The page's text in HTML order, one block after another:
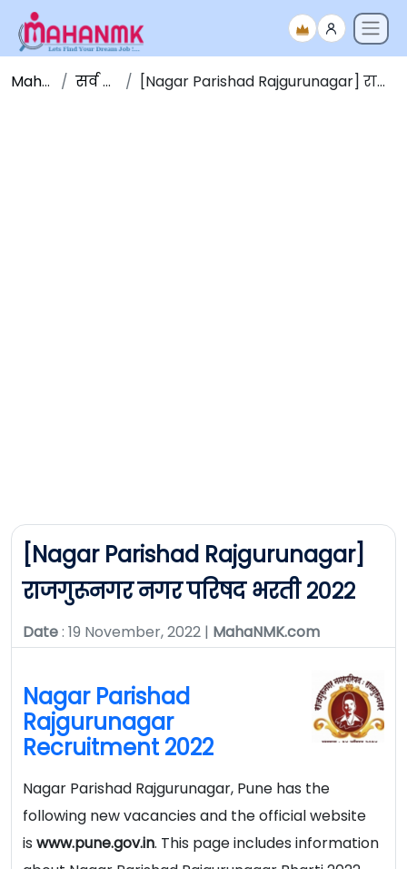
Maha NMK सर्व जाहिराती [Nagar Parishad Rajgurunagar] राजगुरूनगर नगर परिषद भरती २०२२
[Nagar Parishad Rajgurunagar]
राजगुरूनगर नगर परिषद भरती २०२२
Date: 19 November, 2022 | MahaNMK.com
Nagar Parishad
Rajgurunagar
Recruitment 2022
Nagar Parishad Rajgurunagar, Pune has the
following new vacancies and the official website
is www.pune.gov.in. This page includes information